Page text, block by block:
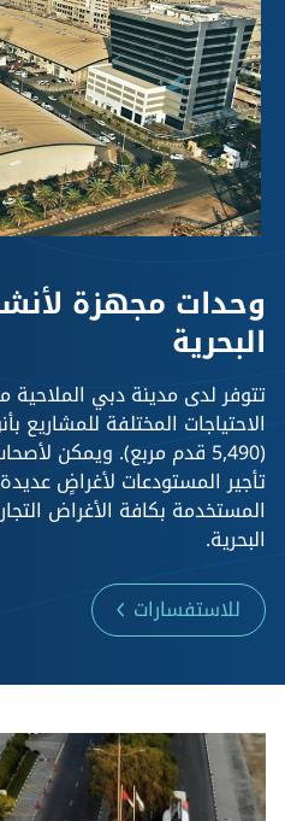
وحدات مجهزة
البحرية
تتوفر لدى مدينة دبي
(5,490 قدم مربع). ويمكن
تأجير المستودعات لأغراضٍ
المستخدمة بكافة الأغراض
البحرية.
للاستفسارات